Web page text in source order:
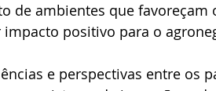
de ambientes que favoreçam
impacto positivo para o
e perspectivas entre os